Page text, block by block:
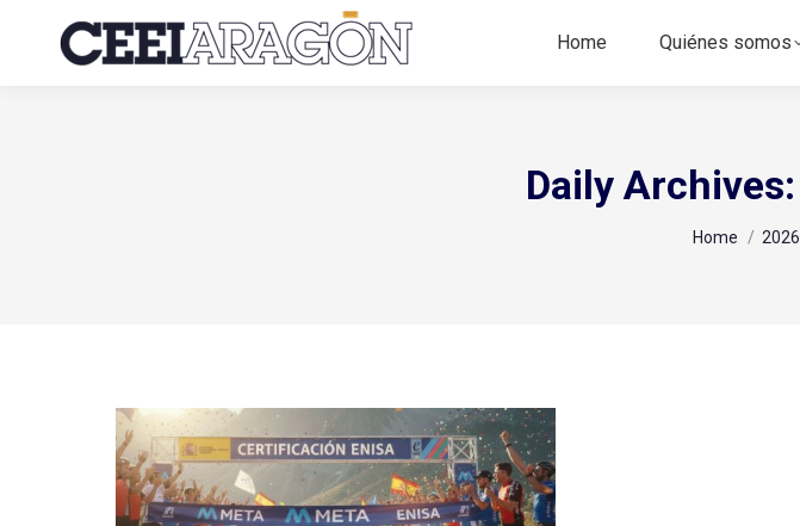
Home Quiénes somos
Daily Archives:
You are here:
Home 2026